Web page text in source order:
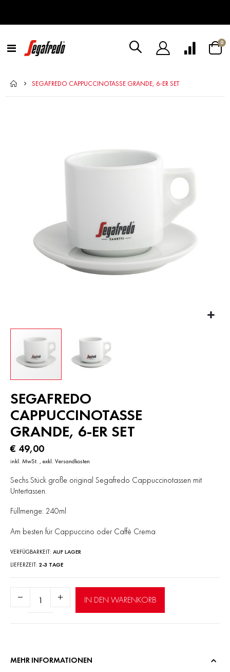
Navigation
umschalten
0
SEGAFREDO CAPPUCCINOTASSE GRANDE, 6-ER SET
Anfang
der
Bildergalerie
springen
SEGAFREDO
CAPPUCCINOTASSE
GRANDE, 6-ER SET
€ 49,00
inkl. MwSt. , exkl. Versandkosten
Sechs Stück große original Segafredo Cappuccinotassen mit
Untertassen.
Füllmenge: 240ml
Am besten für Cappuccino oder Caffè Crema
VERFÜGBARKEIT: AUF LAGER
LIEFERZEIT 2-3 TAGE
IN DEN WARENKORB
MEHR INFORMATIONEN